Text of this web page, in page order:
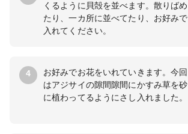
くるように貝殻を並べます。散りばめ
たり、一カ所に並べてたり、お好みで
入れてください。
4
お好みでお花をいれていきます。今回
はアジサイの隙間隙間にかすみ草を砂
に植わってるようにさし入れました。